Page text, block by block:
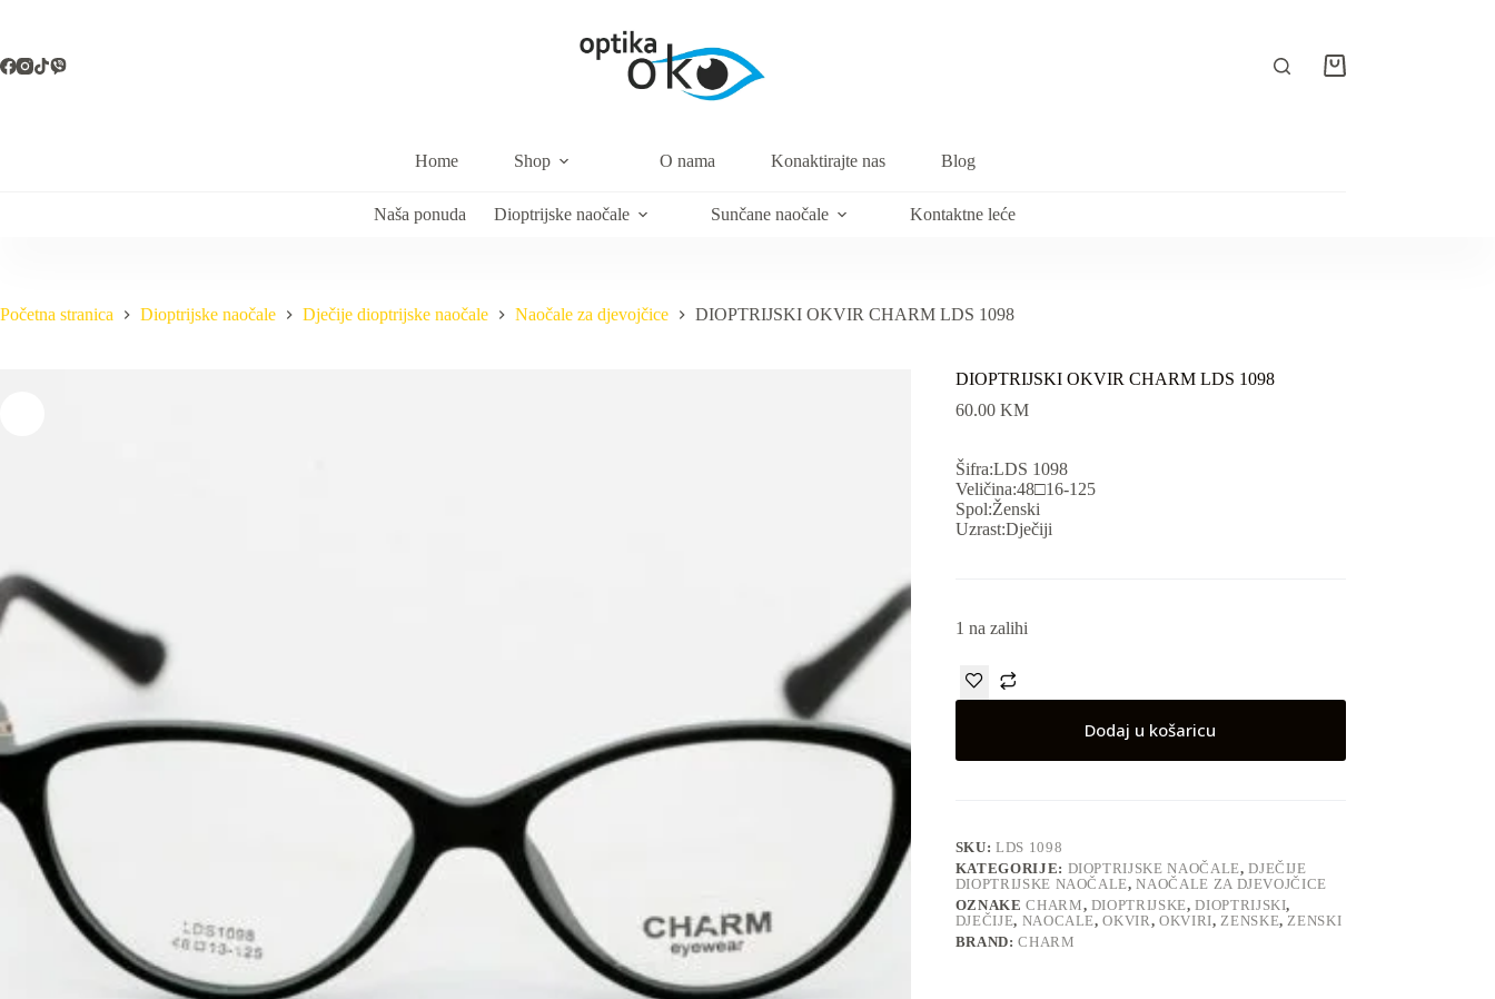
Košarica
Home Shop O nama Konaktirajte nas Blog
Naša ponuda Dioptrijske naočale Sunčane naočale Kontaktne leće
Početna stranica Dioptrijske naočale Dječije dioptrijske naočale Naočale za djevojčice DIOPTRIJSKI OKVIR CHARM LDS 1098
DIOPTRIJSKI OKVIR CHARM LDS 1098
60.00 KM
Šifra:LDS 1098
Veličina:48□16-125
Spol:Ženski
Uzrast:Dječiji
1 na zalihi
Dodaj u košaricu
SKU: LDS 1098
KATEGORIJE: DIOPTRIJSKE NAOČALE,DJEČIJE
DIOPTRIJSKE NAOČALE,NAOČALE ZA DJEVOJČICE
OZNAKECHARM, DIOPTRIJSKE,DIOPTRIJSKI,
DJEČIJE, NAOCALE,OKVIR,OKVIRI,ZENSKE,ZENSKI
BRAND:CHARM